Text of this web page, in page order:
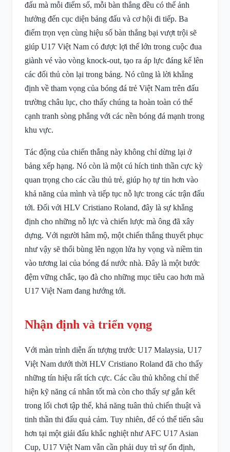
đấu mà mỗi điểm số, mỗi bàn thắng đều có thể ảnh
hưởng đến cục diện bảng đấu và cơ hội đi tiếp. Ba
điểm trọn vẹn cùng hiệu số bàn thắng bại vượt trội sẽ
giúp U17 Việt Nam có được lợi thế lớn trong cuộc đua
giành vé vào vòng knock-out, tạo ra áp lực đáng kể lên
các đối thủ còn lại trong bảng. Nó cũng là lời khẳng
định về tham vọng của bóng đá trẻ Việt Nam trên đấu
trường châu lục, cho thấy chúng ta hoàn toàn có thể
cạnh tranh sòng phẳng với các nền bóng đá mạnh trong
khu vực.
Tác động của chiến thắng này không chỉ dừng lại ở
bảng xếp hạng. Nó còn là một cú hích tinh thần cực kỳ
quan trọng cho các cầu thủ trẻ, giúp họ tự tin hơn vào
khả năng của mình và tiếp tục nỗ lực trong các trận đấu
tới. Đối với HLV Cristiano Roland, đây là sự khẳng
định cho những nỗ lực và chiến lược mà ông đã xây
dựng. Với người hâm mộ, một chiến thắng thuyết phục
như vậy sẽ thổi bùng lên ngọn lửa hy vọng và niềm tin
vào tương lai của bóng đá nước nhà. Đây là một bước
đệm vững chắc, tạo đà cho những mục tiêu cao hơn mà
U17 Việt Nam đang hướng tới.
Nhận định và triển vọng
Với màn trình diễn ấn tượng trước U17 Malaysia, U17
Việt Nam dưới thời HLV Cristiano Roland đã cho thấy
những tín hiệu rất tích cực. Các cầu thủ không chỉ thể
hiện kỹ năng cá nhân tốt mà còn cho thấy sự gắn kết
trong lối chơi tập thể, khả năng tuân thủ chiến thuật và
tinh thần thi đấu quả cảm. Tuy nhiên, để có thể tiến sâu
hơn tại một giải đấu khắc nghiệt như AFC U17 Asian
Cup, U17 Việt Nam vẫn cần phải duy trì sự ổn định,